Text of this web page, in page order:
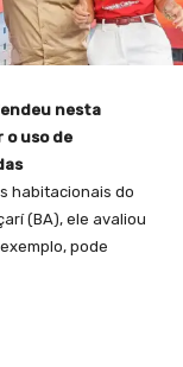
nesta
uso de
habitacionais do
(BA), ele avaliou
pode